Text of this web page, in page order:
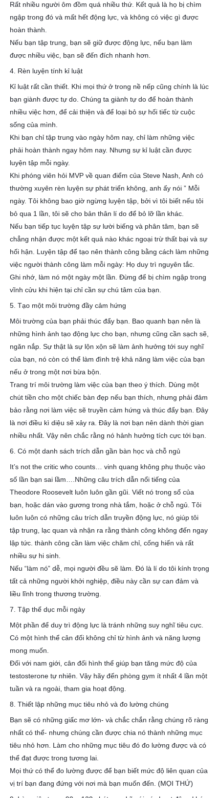
Rất nhiều người ôm đồm quá nhiều thứ. Kết quả là họ bị chìm
ngập trong đó và mất hết động lực, và không có việc gì được
hoàn thành.
Nếu bạn tập trung, bạn sẽ giữ được động lực, nếu bạn làm
được nhiều việc, bạn sẽ đến đích nhanh hơn.
4. Rèn luyện tính kỉ luật
Kỉ luật rất cần thiết. Khi mọi thứ ở trong nề nếp cũng chính là lúc
bạn giành được tự do. Chúng ta giành tự do để hoàn thành
nhiều việc hơn, để cải thiện và để loại bỏ sự hối tiếc từ cuộc
sống của mình.
Khi bạn chỉ tập trung vào ngày hôm nay, chỉ làm những việc
phải hoàn thành ngay hôm nay. Nhưng sự kỉ luật cần được
luyện tập mỗi ngày.
Khi phóng viên hỏi MVP về quan điểm của Steve Nash, Anh có
thường xuyên rèn luyện sự phát triển không, anh ấy nói ” Mỗi
ngày. Tôi không bao giờ ngừng luyện tập, bởi vì tôi biết nếu tôi
bỏ qua 1 lần, tôi sẽ cho bản thân lí do để bỏ lỡ lần khác.
Nếu bạn tiếp tục luyện tập sự lười biếng và phân tâm, bạn sẽ
chẳng nhận được một kết quả nào khác ngoại trừ thất bại và sự
hối hận. Luyện tập để tạo nên thành công bằng cách làm những
việc người thành công làm mỗi ngày: Họ duy trì nguyên tắc.
Ghi nhớ, làm nó một ngày một lần. Đừng để bị chìm ngập trong
vĩnh cửu khi hiện tại chỉ cần sự chú tâm của bạn.
5. Tạo một môi trường đầy cảm hứng
Môi trường của bạn phải thúc đẩy bạn. Bao quanh bạn nên là
những hình ảnh tạo động lực cho bạn, nhưng cũng cần sạch sẽ,
ngăn nắp. Sự thật là sự lộn xộn sẽ làm ảnh hưởng tới suy nghĩ
của bạn, nó còn có thể làm đình trệ khả năng làm việc của bạn
nếu ở trong một nơi bừa bộn.
Trang trí môi trường làm việc của bạn theo ý thích. Dùng một
chút tiền cho một chiếc bàn đẹp nếu bạn thích, nhưng phải đảm
bảo rằng nơi làm việc sẽ truyền cảm hứng và thúc đẩy bạn. Đây
là nơi điều kì diệu sẽ xảy ra. Đây là nơi bạn nên dành thời gian
nhiều nhất. Vậy nên chắc rằng nó hảnh hưởng tích cực tới bạn.
6. Có một danh sách trích dẫn gần bàn học và chỗ ngủ
It’s not the critic who counts… vinh quang không phụ thuộc vào
số lần bạn sai lầm….Những câu trích dẫn nổi tiếng của
Theodore Roosevelt luôn luôn gần gũi. Viết nó trong sổ của
bạn, hoặc dán vào gương trong nhà tắm, hoặc ở chỗ ngủ. Tôi
luôn luôn có những câu trích dẫn truyền động lực, nó giúp tôi
tập trung, lạc quan và nhận ra rằng thành công không đến ngay
lập tức. thành công cần làm việc chăm chỉ, cống hiến và rất
nhiều sự hi sinh.
Nếu “làm nó” dễ, mọi người đều sẽ làm. Đó là lí do tôi kính trọng
tất cả những người khởi nghiệp, điều này cần sự can đảm và
liều lĩnh trong thương trường.
7. Tập thể dục mỗi ngày
Một phần để duy trì động lực là tránh những suy nghĩ tiêu cực.
Có một hình thể cân đối không chỉ từ hình ảnh và năng lượng
mong muốn.
Đối với nam giới, cân đối hình thể giúp bạn tăng mức độ của
testosterone tự nhiên. Vậy hãy đến phòng gym ít nhất 4 lần một
tuần và ra ngoài, tham gia hoạt động.
8. Thiết lập những mục tiêu nhỏ và đo lường chúng
Bạn sẽ có những giấc mơ lớn- và chắc chắn rằng chúng rõ ràng
nhất có thể- nhưng chúng cần được chia nó thành những mục
tiêu nhỏ hơn. Làm cho những mục tiêu đó đo lường được và có
thể đạt được trong tương lai.
Mọi thứ có thể đo lường được để bạn biết mức độ liên quan của
vị trí bạn đang đứng với nơi mà bạn muốn đến. (MỌI THỨ)